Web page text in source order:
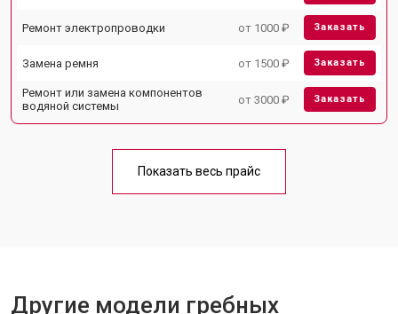
Ремонт электропроводки от 1000 ₽ Заказать
Замена ремня от 1500 ₽ Заказать
Ремонт или замена компонентов
водяной системы
от 3000 ₽ Заказать
Показать весь прайс
Другие модели гребных